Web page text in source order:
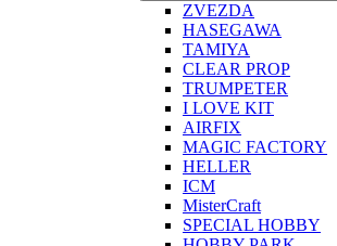
ZVEZDA
HASEGAWA
TAMIYA
CLEAR PROP
TRUMPETER
I LOVE KIT
AIRFIX
MAGIC FACTORY
HELLER
ICM
MisterCraft
SPECIAL HOBBY